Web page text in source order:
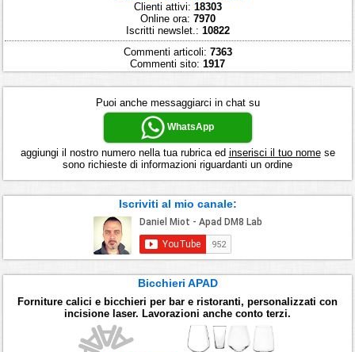
Clienti attivi: 18303
Online ora: 7970
Iscritti newslet.: 10822
Commenti articoli: 7363
Commenti sito: 1917
Puoi anche messaggiarci in chat su
WhatsApp
aggiungi il nostro numero nella tua rubrica ed inserisci il tuo nomese
sono richieste di informazioni riguardanti un ordine
Iscriviti al mio canale:
Bicchieri APAD
Forniture calici e bicchieri per bar e ristoranti, personalizzati con
incisione laser. Lavorazioni anche conto terzi.